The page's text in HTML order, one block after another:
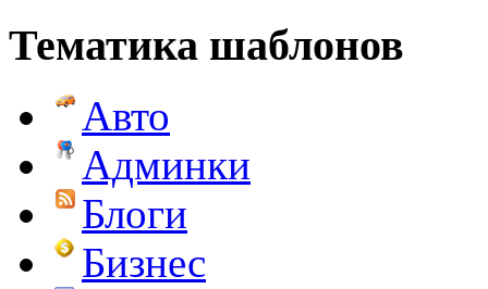
Тематика шаблонов
Авто
Админки
Блоги
Бизнес